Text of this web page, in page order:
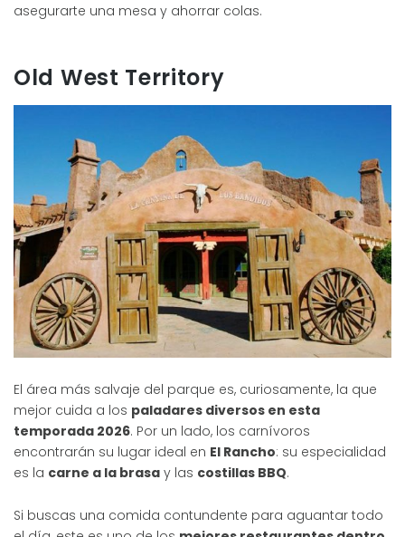
asegurarte una mesa y ahorrar colas.
Old West Territory
El área más salvaje del parque es, curiosamente, la que
mejor cuida a los paladares diversos en esta
temporada 2026. Por un lado, los carnívoros
encontrarán su lugar ideal en El Rancho: su especialidad
es la carne a la brasa y las costillas BBQ.
Si buscas una comida contundente para aguantar todo